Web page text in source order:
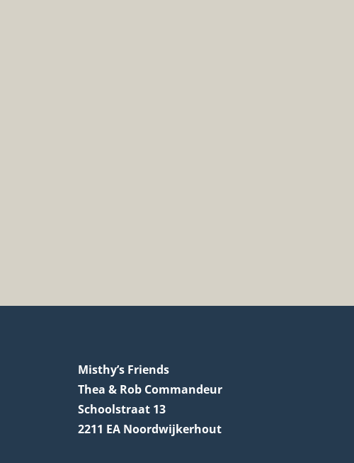
Misthy’s Friends
Thea & Rob Commandeur
Schoolstraat 13
2211 EA Noordwijkerhout